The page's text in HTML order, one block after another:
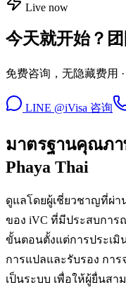
Live now
今天就开始？
免费咨询，无隐藏费用
LINE @iVisa 咨询
มาตรฐานคุณภ
Phaya Thai
ดูแลโดยผู้เชี่ยวชาญที่ผ่า
ของ iVC ที่มีประสบการ
ขั้นตอนตั้งแต่การประเมิ
การแปลและรับรอง กา
เป็นระบบ เพื่อให้ผู้ยื่นสา